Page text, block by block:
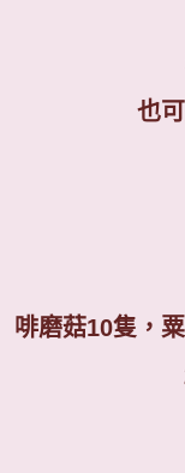
也
啡磨菇10隻，